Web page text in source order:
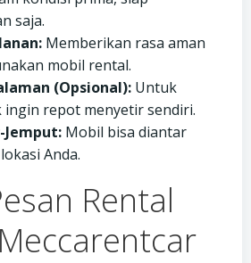
saja.
Memberikan rasa aman
mobil rental.
(Opsional): Untuk
ingin repot menyetir sendiri.
Jemput: Mobil bisa diantar
Anda.
Rental